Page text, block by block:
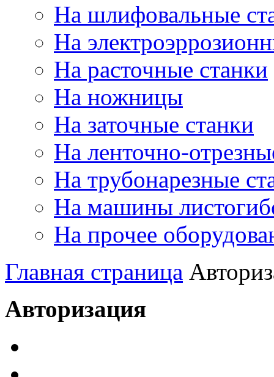
На шлифовальные
На
На расточные станки
На ножницы
На заточные станки
На ленточно-
На трубонарезные
На машины
На прочее
Главная страница
Авторизация